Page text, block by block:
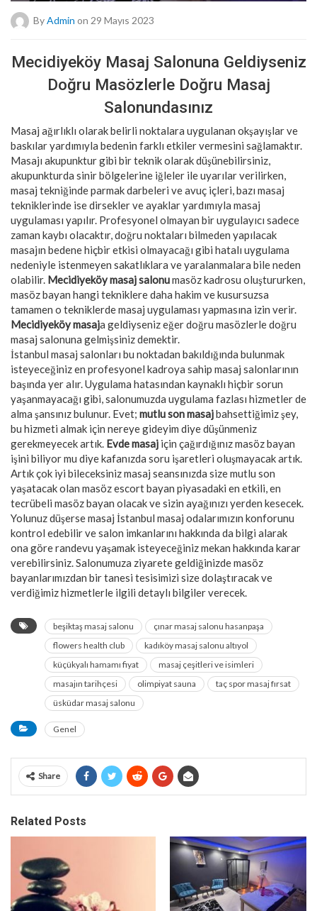
By Admin on 29 Mayıs 2023
Mecidiyeköy Masaj Salonuna Geldiyseniz
Doğru Masözlerle Doğru Masaj
Salonundasınız
Masaj ağırlıklı olarak belirli noktalara uygulanan okşayışlar ve
baskılar yardımıyla bedenin farklı etkiler vermesini sağlamaktır.
Masajı akupunktur gibi bir teknik olarak düşünebilirsiniz,
akupunkturda sinir bölgelerine iğleler ile uyarılar verilirken,
masaj tekniğinde parmak darbeleri ve avuç içleri, bazı masaj
tekniklerinde ise dirsekler ve ayaklar yardımıyla masaj
uygulaması yapılır. Profesyonel olmayan bir uygulayıcı sadece
zaman kaybı olacaktır, doğru noktaları bilmeden yapılacak
masajın bedene hiçbir etkisi olmayacağı gibi hatalı uygulama
nedeniyle istenmeyen sakatlıklara ve yaralanmalara bile neden
olabilir. Mecidiyeköy masaj salonumasöz kadrosu oluştururken,
masöz bayan hangi tekniklere daha hakim ve kusursuzsa
tamamen o tekniklerde masaj uygulaması yapmasına izin verir.
Mecidiyeköy masaja geldiyseniz eğer doğru masözlerle doğru
masaj salonuna gelmişsiniz demektir.
İstanbul masaj salonları bu noktadan bakıldığında bulunmak
isteyeceğiniz en profesyonel kadroya sahip masaj salonlarının
başında yer alır. Uygulama hatasından kaynaklı hiçbir sorun
yaşanmayacağı gibi, salonumuzda uygulama fazlası hizmetler de
alma şansınız bulunur. Evet; mutlu son masajbahsettiğimiz şey,
bu hizmeti almak için nereye gideyim diye düşünmeniz
gerekmeyecek artık. Evde masaj için çağırdığınız masöz bayan
işini biliyor mu diye kafanızda soru işaretleri oluşmayacak artık.
Artık çok iyi bileceksiniz masaj seansınızda size mutlu son
yaşatacak olan masöz escort bayan piyasadaki en etkili, en
tecrübeli masöz bayan olacak ve sizin ayağınızı yerden kesecek.
Yolunuz düşerse masaj İstanbul masaj odalarımızın konforunu
kontrol edebilir ve salon imkanlarını hakkında da bilgi alarak
ona göre randevu yaşamak isteyeceğiniz mekan hakkında karar
verebilirsiniz. Salonumuza ziyarete geldiğinizde masöz
bayanlarımızdan bir tanesi tesisimizi size dolaştıracak ve
verdiğimiz hizmetlerle ilgili detaylı bilgiler verecek.
beşiktaş masaj salonu
çınar masaj salonu hasanpaşa
flowers health club
kadıköy masaj salonu altıyol
küçükyalı hamamı fiyat
masaj çeşitleri ve isimleri
masajın tarihçesi
olimpiyat sauna
taç spor masaj fırsat
üsküdar masaj salonu
Genel
Share
Related Posts